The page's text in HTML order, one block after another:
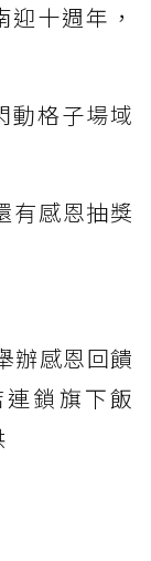
十週年，
動格子場域
有感恩抽獎
辦感恩回饋
鎖旗下飯